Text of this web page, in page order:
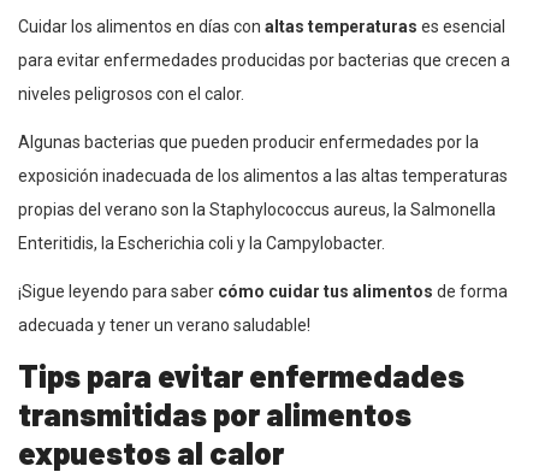
Cuidar los alimentos en días con altas temperaturas es esencial
para evitar enfermedades producidas por bacterias que crecen a
niveles peligrosos con el calor.
Algunas bacterias que pueden producir enfermedades por la
exposición inadecuada de los alimentos a las altas temperaturas
propias del verano son la Staphylococcus aureus, la Salmonella
Enteritidis, la Escherichia coli y la Campylobacter.
¡Sigue leyendo para saber cómo cuidar tus alimentos de forma
adecuada y tener un verano saludable!
Tips para evitar enfermedades
transmitidas por alimentos
expuestos al calor